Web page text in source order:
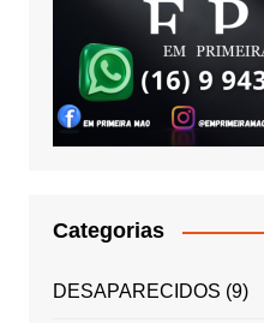
Categorias
DESAPARECIDOS (9)